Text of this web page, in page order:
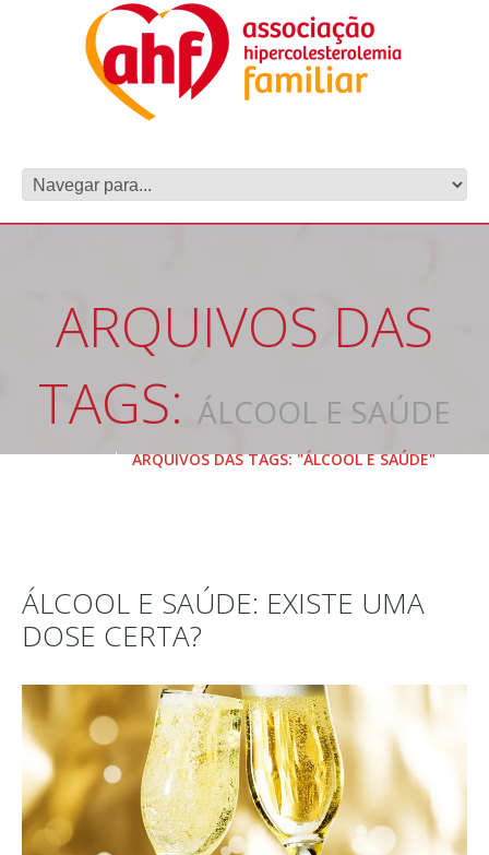
ARQUIVOS DAS
TAGS: ÁLCOOL E SAÚDE
HOME ARQUIVOS DAS TAGS: "ÁLCOOL E SAÚDE"
ÁLCOOL E SAÚDE: EXISTE UMA
DOSE CERTA?